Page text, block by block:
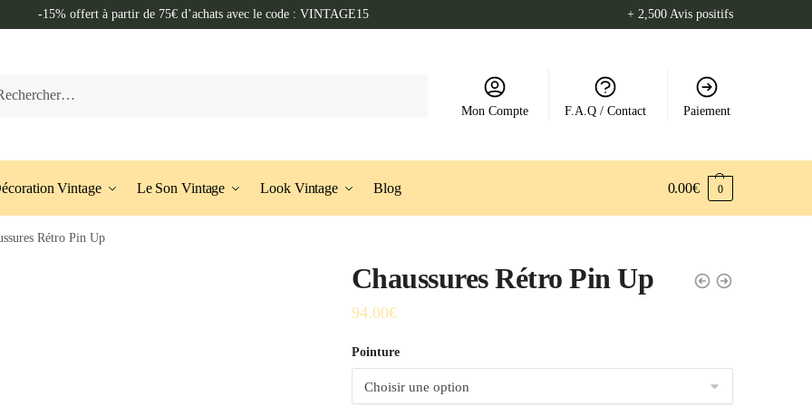
-15% offert à partir de 75€ d’achats avec le code : VINTAGE15 + 2,500 Avis positifs
Mon Compte F.A.Q / Contact Paiement
Vintage Le Son Vintage Look Vintage Blog 0.00€ 0
Rétro Pin Up
Chaussures Rétro Pin Up
94.00€
Pointure